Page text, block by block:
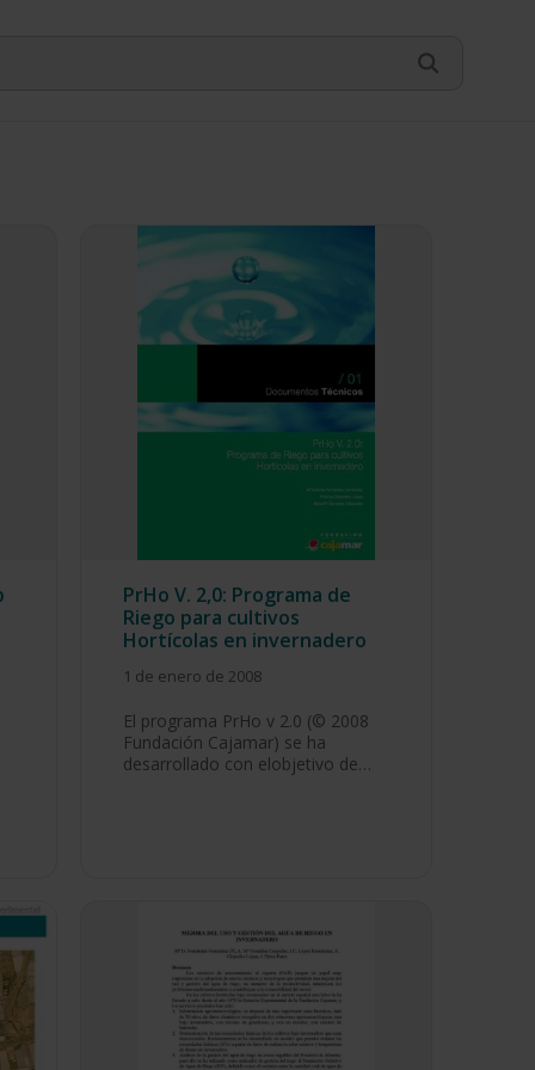
PrHo V. 2,0: Programa de
Riego para cultivos
Hortícolas en invernadero
1 de enero de 2008
El programa PrHo v 2.0 (© 2008
Fundación Cajamar) se ha
desarrollado con elobjetivo de…